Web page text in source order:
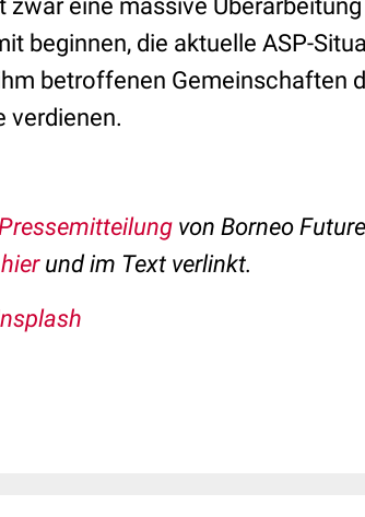
eine massive
beginnen, die aktuelle ASP-
betroffenen Gemeinschaften
verdienen.
von Borneo
hier und im Text verlinkt.